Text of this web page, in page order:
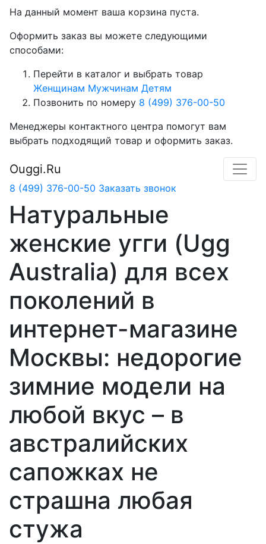
На данный момент ваша корзина пуста.
Оформить заказ вы можете следующими
способами:
Перейти в каталог и выбрать товар
Женщинам Мужчинам Детям
Позвонить по номеру 8 (499) 376-00-50
Менеджеры контактного центра помогут вам
выбрать подходящий товар и оформить заказ.
Ouggi.Ru
8 (499) 376-00-50 Заказать звонок
Натуральные
женские угги (Ugg
Australia) для всех
поколений в
интернет-магазине
Москвы: недорогие
зимние модели на
любой вкус – в
австралийских
сапожках не
страшна любая
стужа